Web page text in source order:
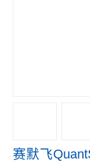
赛默飞
赛默飞